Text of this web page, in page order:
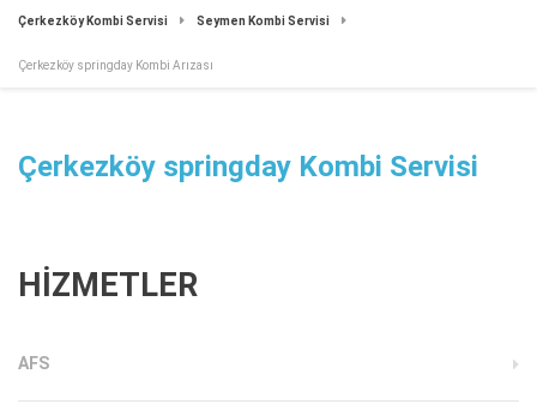
Çerkezköy Kombi Servisi Seymen Kombi Servisi
Çerkezköy springday Kombi Arızası
Çerkezköy springday Kombi Servisi
HİZMETLER
AFS